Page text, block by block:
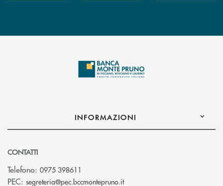
INFORMAZIONI
CONTATTI
Telefono: 0975 398611
PEC: segreteria@pec.bccmontepruno.it(si apre l’app di posta